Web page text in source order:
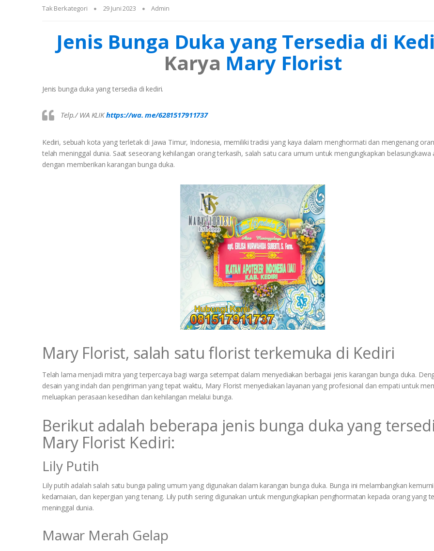
Tak Berkategori 29 Juni 2023 Admin
Jenis Bunga Duka yang Tersedia di
Karya Mary Florist
Jenis bunga duka yang tersedia di kediri.
Telp./ WA KLIKhttps://wa. me/6281517911737
Kediri, sebuah kota yang terletak di Jawa Timur, Indonesia, memiliki tradisi yang kaya dalam menghormati dan mengenang
telah meninggal dunia. Saat seseorang kehilangan orang terkasih, salah satu cara umum untuk mengungkapkan belasungkawa
dengan memberikan karangan bunga duka.
Mary Florist, salah satu florist terkemuka di Kediri
Telah lama menjadi mitra yang terpercaya bagi warga setempat dalam menyediakan berbagai jenis karangan bunga duka.
desain yang indah dan pengiriman yang tepat waktu, Mary Florist menyediakan layanan yang profesional dan empati untuk
meluapkan perasaan kesedihan dan kehilangan melalui bunga.
Berikut adalah beberapa jenis bunga duka yang
Mary Florist Kediri:
Lily Putih
Lily putih adalah salah satu bunga paling umum yang digunakan dalam karangan bunga duka. Bunga ini melambangkan
kedamaian, dan kepergian yang tenang. Lily putih sering digunakan untuk mengungkapkan penghormatan kepada orang yang
meninggal dunia.
Mawar Merah Gelap